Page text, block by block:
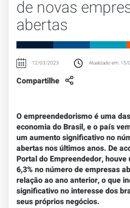
de novas
abertas
12/03/2023 Atualizado em:
Compartilhe
O empreendedorismo é uma
economia do Brasil, e o país
um aumento significativo no
abertas nos últimos anos. De
Portal do Empreendedor,
6,3% no número de empresas
relação ao ano anterior, o que
significativo no interesse dos
seus próprios negócios.